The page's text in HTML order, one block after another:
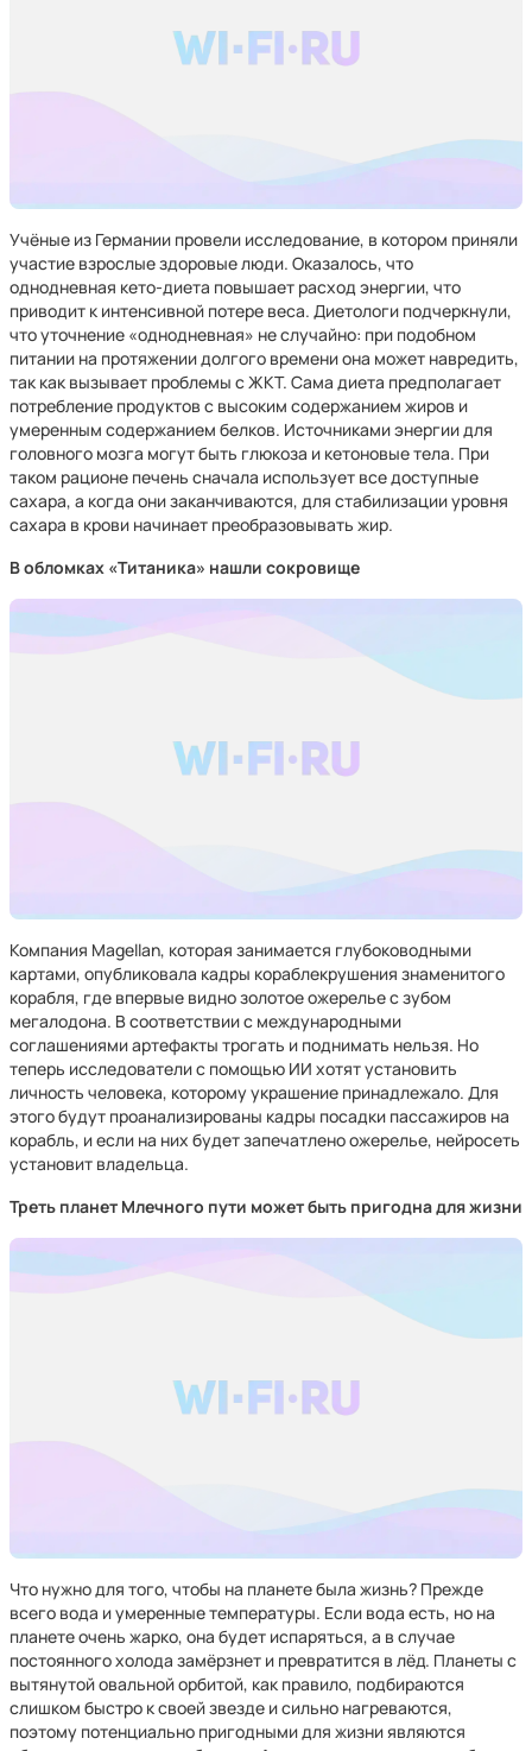
Учёные из Германии провели исследование, в котором приняли
участие взрослые здоровые люди. Оказалось, что
однодневная кето-диета повышает расход энергии, что
приводит к интенсивной потере веса. Диетологи подчеркнули,
что уточнение «однодневная» не случайно: при подобном
питании на протяжении долгого времени она может навредить,
так как вызывает проблемы с ЖКТ. Сама диета предполагает
потребление продуктов с высоким содержанием жиров и
умеренным содержанием белков. Источниками энергии для
головного мозга могут быть глюкоза и кетоновые тела. При
таком рационе печень сначала использует все доступные
сахара, а когда они заканчиваются, для стабилизации уровня
сахара в крови начинает преобразовывать жир.
В обломках «Титаника» нашли сокровище
Компания Magellan, которая занимается глубоководными
картами, опубликовала кадры кораблекрушения знаменитого
корабля, где впервые видно золотое ожерелье с зубом
мегалодона. В соответствии с международными
соглашениями артефакты трогать и поднимать нельзя. Но
теперь исследователи с помощью ИИ хотят установить
личность человека, которому украшение принадлежало. Для
этого будут проанализированы кадры посадки пассажиров на
корабль, и если на них будет запечатлено ожерелье, нейросеть
установит владельца.
Треть планет Млечного пути может быть пригодна для жизни
Что нужно для того, чтобы на планете была жизнь? Прежде
всего вода и умеренные температуры. Если вода есть, но на
планете очень жарко, она будет испаряться, а в случае
постоянного холода замёрзнет и превратится в лёд. Планеты с
вытянутой овальной орбитой, как правило, подбираются
слишком быстро к своей звезде и сильно нагреваются,
поэтому потенциально пригодными для жизни являются